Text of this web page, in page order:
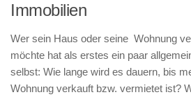
Immobilien
Wer sein Haus oder seine Wohnung
möchte hat als erstes ein paar
selbst: Wie lange wird es dauern, bis
Wohnung verkauft bzw. vermietet ist?